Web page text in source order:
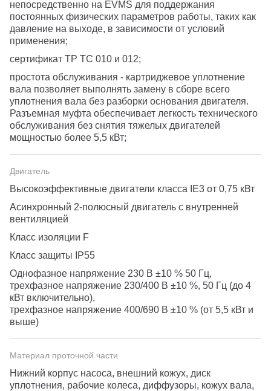
непосредственно на EVMS для поддержания
постоянных физических параметров работы, таких как
давление на выходе, в зависимости от условий
применения;
сертификат ТР ТС 010 и 012;
простота обслуживания - картриджевое уплотнение
вала позволяет выполнять замену в сборе всего
уплотнения вала без разборки основания двигателя.
Разъемная муфта обеспечивает легкость технического
обслуживания без снятия тяжелых двигателей
мощностью более 5,5 кВт;
Двигатель
Высокоэффективные двигатели класса IE3 от 0,75 кВт
Асинхронный 2-полюсный двигатель с внутренней
вентиляцией
Класс изоляции F
Класс защиты IP55
Однофазное напряжение 230 В ±10 % 50 Гц,
трехфазное напряжение 230/400 В ±10 %, 50 Гц (до 4
кВт включительно),
трехфазное напряжение 400/690 В ±10 % (от 5,5 кВт и
выше)
Материал проточной части
Нижний корпус насоса, внешний кожух, диск
уплотнения, рабочие колеса, диффузоры, кожух вала,